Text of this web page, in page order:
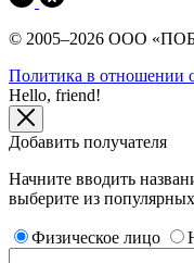
© 2005–2026 ООО
Политика в отношении
Hello, friend!
Добавить получателя
Начните вводить
выберите из популярных
Физическое лицо